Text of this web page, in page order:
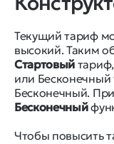
Текущий тариф
высокий. Таким
Стартовый
или Бесконечный
Бесконечный.
Бесконечный
Чтобы повысить